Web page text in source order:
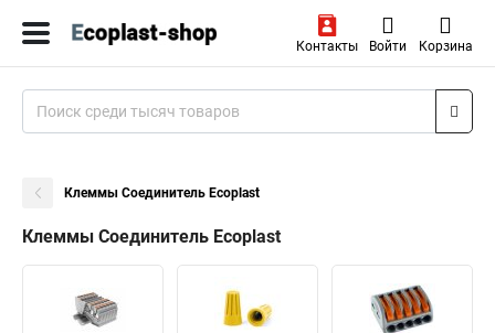
Контакты Войти Корзина
Клеммы Соединитель Ecoplast
Клеммы Соединитель Ecoplast